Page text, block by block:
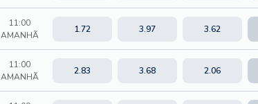
11:00
AMANHÃ
1.72 3.97 3.62
11:00
AMANHÃ
2.83 3.68 2.06